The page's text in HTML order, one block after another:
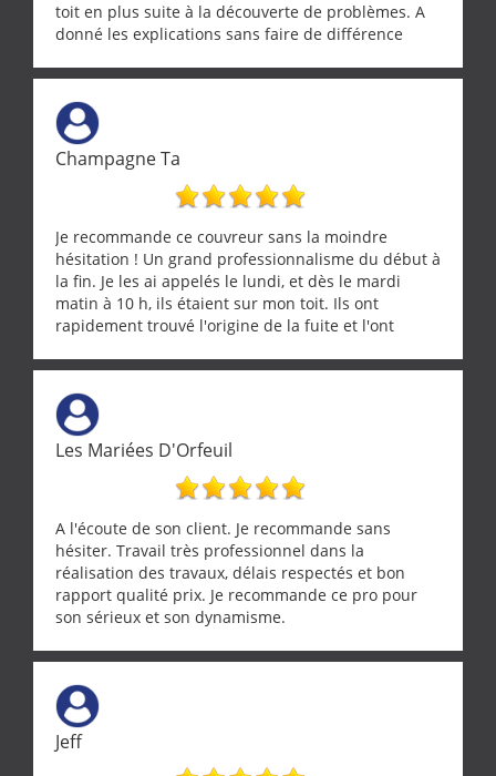
toit en plus suite à la découverte de problèmes. A
donné les explications sans faire de différence
Champagne Ta
Je recommande ce couvreur sans la moindre
hésitation ! Un grand professionnalisme du début à
la fin. Je les ai appelés le lundi, et dès le mardi
matin à 10 h, ils étaient sur mon toit. Ils ont
rapidement trouvé l'origine de la fuite et l'ont
Une équipe sérieuse, réactive et compétente. C'est
vraiment rassurant de pouvoir compter sur des
artisans aussi professionnels. Merci encore !
Les Mariées D'Orfeuil
A l'écoute de son client. Je recommande sans
hésiter. Travail très professionnel dans la
réalisation des travaux, délais respectés et bon
rapport qualité prix. Je recommande ce pro pour
son sérieux et son dynamisme.
Jeff